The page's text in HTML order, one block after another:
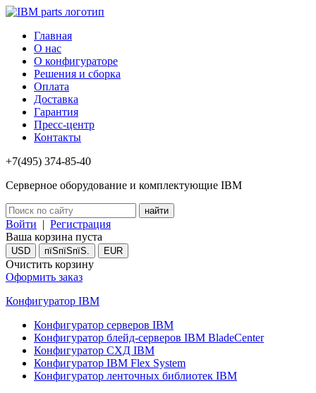
Главная
О нас
О конфигураторе
Решения и сборка
Оплата
Доставка
Гарантия
Пресс-центр
Контакты
+7(495) 374-85-40
Серверное оборудование и комплектующие IBM
Войти | Регистрация
Ваша корзина пуста
USD пїЅпїЅпїЅ. EUR
Очистить корзину
Оформить заказ
Конфигуратор IBM
Конфигуратор серверов IBM
Конфигуратор блейд-серверов IBM BladeCenter
Конфигуратор СХД IBM
Конфигуратор IBM Flex System
Конфигуратор ленточных библиотек IBM